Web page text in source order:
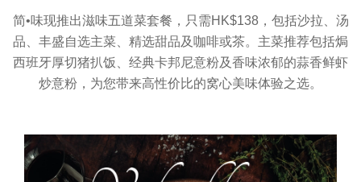
简•味现推出滋味五道菜套餐，只需HK$138，包括沙拉、汤
品、丰盛自选主菜、精选甜品及咖啡或茶。主菜推荐包括焗
西班牙厚切猪扒饭、经典卡邦尼意粉及香味浓郁的蒜香鲜虾
炒意粉，为您带来高性价比的窝心美味体验之选。